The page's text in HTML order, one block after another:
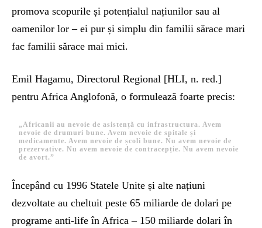
promova scopurile și potențialul națiunilor sau al
oamenilor lor – ei pur și simplu din familii sărace mari
fac familii sărace mai mici.
Emil Hagamu, Directorul Regional [HLI, n. red.]
pentru Africa Anglofonă, o formulează foarte precis:
„Africanii au nevoie de asistență cu infrastructura. Avem
nevoie de drumuri bune. Avem nevoie de spitale și
medicamente. Avem nevoie de școli bune. Nu avem nevoie de
prezervative. Nu avem nevoie de contracepție. Nu avem nevoie
de avort.”
Începând cu 1996 Statele Unite și alte națiuni
dezvoltate au cheltuit peste 65 miliarde de dolari pe
programe anti-life în Africa – 150 miliarde dolari în